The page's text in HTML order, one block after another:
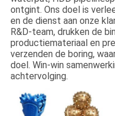
ontgint. Ons doel is
en de dienst aan onze
R&D-team, drukken de
productiemateriaal en
verzenden de boring,
doel. Win-win
achtervolging.